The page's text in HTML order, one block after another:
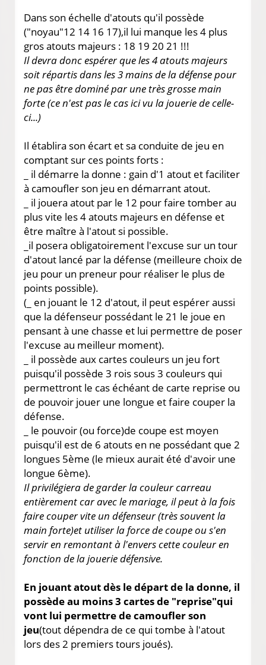
Dans son échelle d'atouts qu'il possède
("noyau"12 14 16 17),il lui manque les 4 plus
gros atouts majeurs : 18 19 20 21 !!!
Il devra donc espérer que les 4 atouts majeurs
soit répartis dans les 3 mains de la défense pour
ne pas être dominé par une très grosse main
forte (ce n'est pas le cas ici vu la jouerie de celle-
ci...)
Il établira son écart et sa conduite de jeu en
comptant sur ces points forts :
_ il démarre la donne : gain d'1 atout et faciliter
à camoufler son jeu en démarrant atout.
_ il jouera atout par le 12 pour faire tomber au
plus vite les 4 atouts majeurs en défense et
être maître à l'atout si possible.
_il posera obligatoirement l'excuse sur un tour
d'atout lancé par la défense (meilleure choix de
jeu pour un preneur pour réaliser le plus de
points possible).
(_ en jouant le 12 d'atout, il peut espérer aussi
que la défenseur possédant le 21 le joue en
pensant à une chasse et lui permettre de poser
l'excuse au meilleur moment).
_ il possède aux cartes couleurs un jeu fort
puisqu'il possède 3 rois sous 3 couleurs qui
permettront le cas échéant de carte reprise ou
de pouvoir jouer une longue et faire couper la
défense.
_ le pouvoir (ou force)de coupe est moyen
puisqu'il est de 6 atouts en ne possédant que 2
longues 5ème (le mieux aurait été d'avoir une
longue 6ème).
Il privilégiera de garder la couleur carreau
entièrement car avec le mariage, il peut à la fois
faire couper vite un défenseur (très souvent la
main forte)et utiliser la force de coupe ou s'en
servir en remontant à l'envers cette couleur en
fonction de la jouerie défensive.
En jouant atout dès le départ de la donne, il
possède au moins 3 cartes de "reprise"qui
vont lui permettre de camoufler son
jeu(tout dépendra de ce qui tombe à l'atout
lors des 2 premiers tours joués).